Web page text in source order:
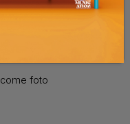
come foto